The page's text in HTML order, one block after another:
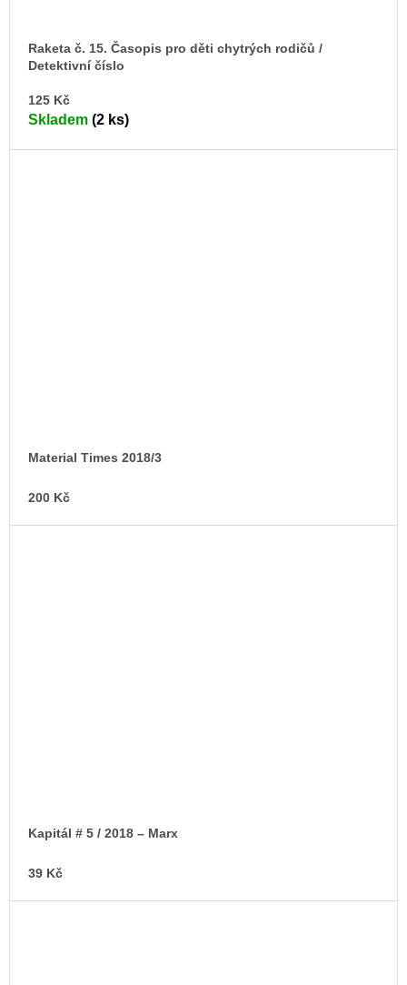
Raketa č. 15. Časopis pro děti chytrých rodičů /
Detektivní číslo
125 Kč
Skladem (2 ks)
Material Times 2018/3
200 Kč
Kapitál # 5 / 2018 – Marx
39 Kč